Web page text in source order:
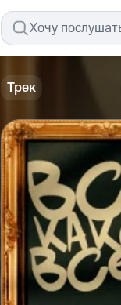
Трек